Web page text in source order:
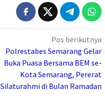
Pos berikutnya
Polrestabes Semarang Gelar
Buka Puasa Bersama BEM se-
Kota Semarang, Pererat
Silaturahmi di Bulan Ramadan